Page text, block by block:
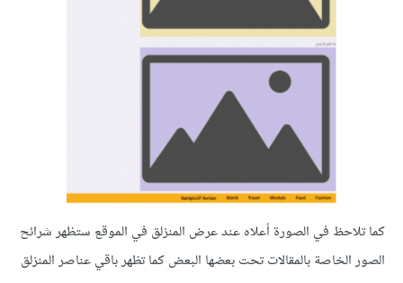
كما تلاحظ في الصورة أعلاه عند عرض المنزلق في الموقع ستظهر شرائح
الصور الخاصة بالمقالات تحت بعضها البعض كما تظهر باقي عناصر المنزلق